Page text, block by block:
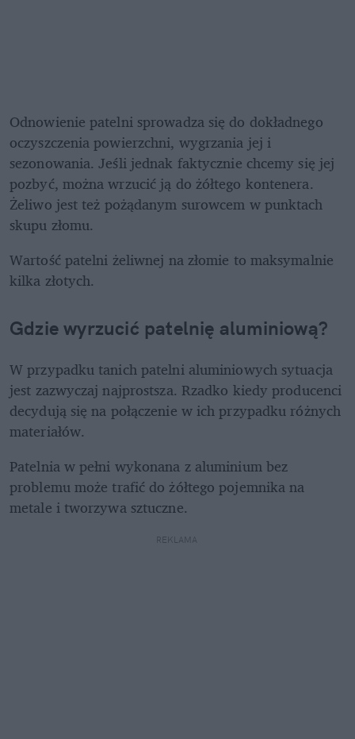
Odnowienie patelni sprowadza się do dokładnego
oczyszczenia powierzchni, wygrzania jej i
sezonowania. Jeśli jednak faktycznie chcemy się jej
pozbyć, można wrzucić ją do żółtego kontenera.
Żeliwo jest też pożądanym surowcem w punktach
skupu złomu.
Wartość patelni żeliwnej na złomie to maksymalnie
kilka złotych.
Gdzie wyrzucić patelnię aluminiową?
W przypadku tanich patelni aluminiowych sytuacja
jest zazwyczaj najprostsza. Rzadko kiedy producenci
decydują się na połączenie w ich przypadku różnych
materiałów.
Patelnia w pełni wykonana z aluminium bez
problemu może trafić do żółtego pojemnika na
metale i tworzywa sztuczne.
REKLAMA